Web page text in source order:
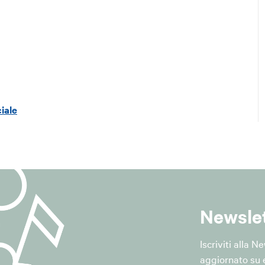
Iscriviti alla
aggiornato su
trattamento
istituzionali del Comune di San Giovanni in Persiceto;
richieste di cancellazione dal servizio.
del trattamento
del trattamento è il "consenso dell'interessato", ai sensi